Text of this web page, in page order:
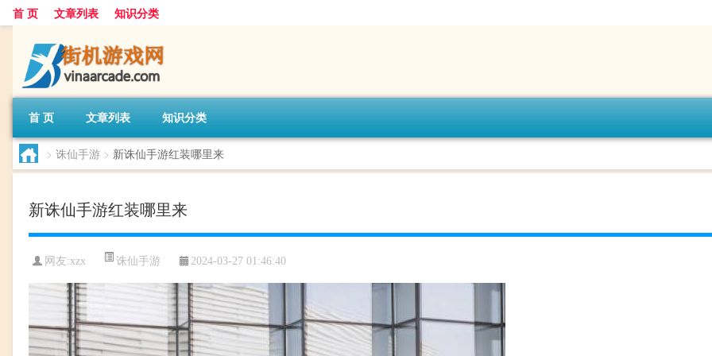
首 页 文章列表 知识分类
首 页 文章列表 知识分类
> 诛仙手游 > 新诛仙手游红装哪里来
新诛仙手游红装哪里来
网友:xzx 诛仙手游 2024-03-27 01:46:40